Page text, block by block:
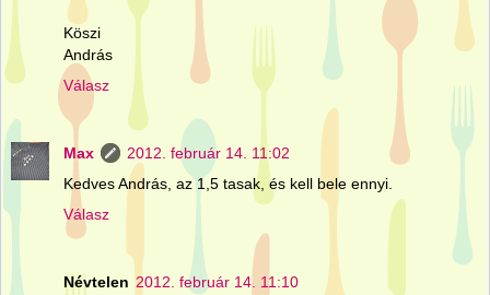
Köszi
András
Válasz
Max
2012. február 14. 11:02
Kedves András, az 1,5 tasak, és kell bele ennyi.
Válasz
Névtelen 2012. február 14. 11:10